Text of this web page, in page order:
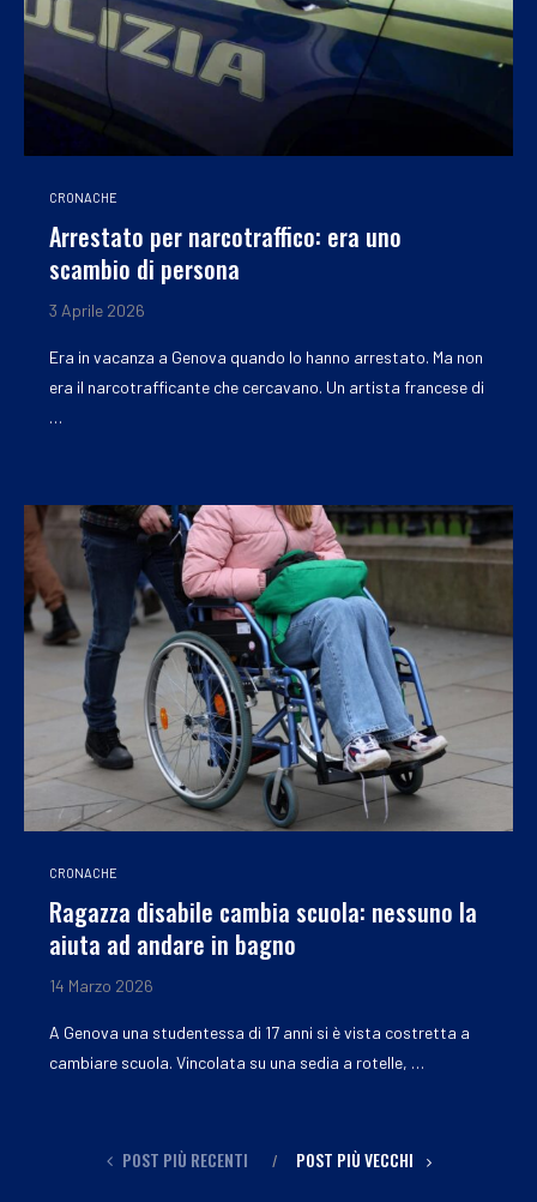
CRONACHE
Arrestato per narcotraffico: era uno
scambio di persona
3 Aprile 2026
Era in vacanza a Genova quando lo hanno arrestato. Ma non
era il narcotrafficante che cercavano. Un artista francese di
…
CRONACHE
Ragazza disabile cambia scuola: nessuno la
aiuta ad andare in bagno
14 Marzo 2026
A Genova una studentessa di 17 anni si è vista costretta a
cambiare scuola. Vincolata su una sedia a rotelle, …
POST PIÙ RECENTI POST PIÙ VECCHI